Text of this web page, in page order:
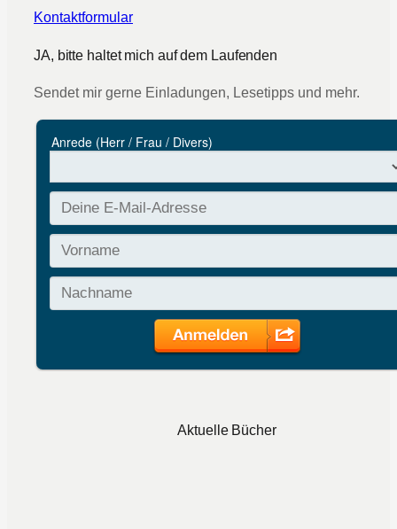
Kontaktformular
JA, bitte haltet mich auf dem Laufenden
Sendet mir gerne Einladungen, Lesetipps und mehr.
Aktuelle Bücher